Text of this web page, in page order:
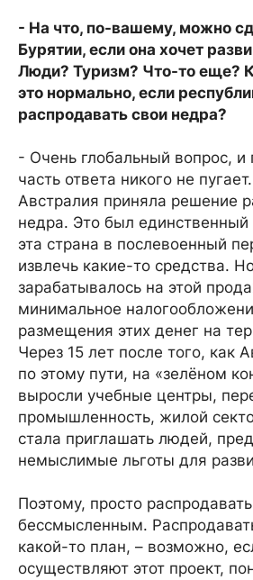
- На что, по-вашему, можно
Бурятии, если она хочет
Люди? Туризм? Что-то еще?
это нормально, если
распродавать свои недра?
- Очень глобальный вопрос, и
часть ответа никого не
Австралия приняла решение
недра. Это был единственный
эта страна в послевоенный
извлечь какие-то средства.
зарабатывалось на этой
минимальное
размещения этих денег на
Через 15 лет после того, как
по этому пути, на «зелёном
выросли учебные центры,
промышленность, жилой
стала приглашать людей,
немыслимые льготы для
Поэтому, просто
бессмысленным.
какой-то план, – возможно,
осуществляют этот проект,